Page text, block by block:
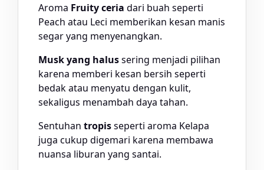
Aroma Fruity ceria dari buah seperti
Peach atau Leci memberikan kesan manis
segar yang menyenangkan.
Musk yang halussering menjadi pilihan
karena memberi kesan bersih seperti
bedak atau menyatu dengan kulit,
sekaligus menambah daya tahan.
Sentuhan tropisseperti aroma Kelapa
juga cukup digemari karena membawa
nuansa liburan yang santai.